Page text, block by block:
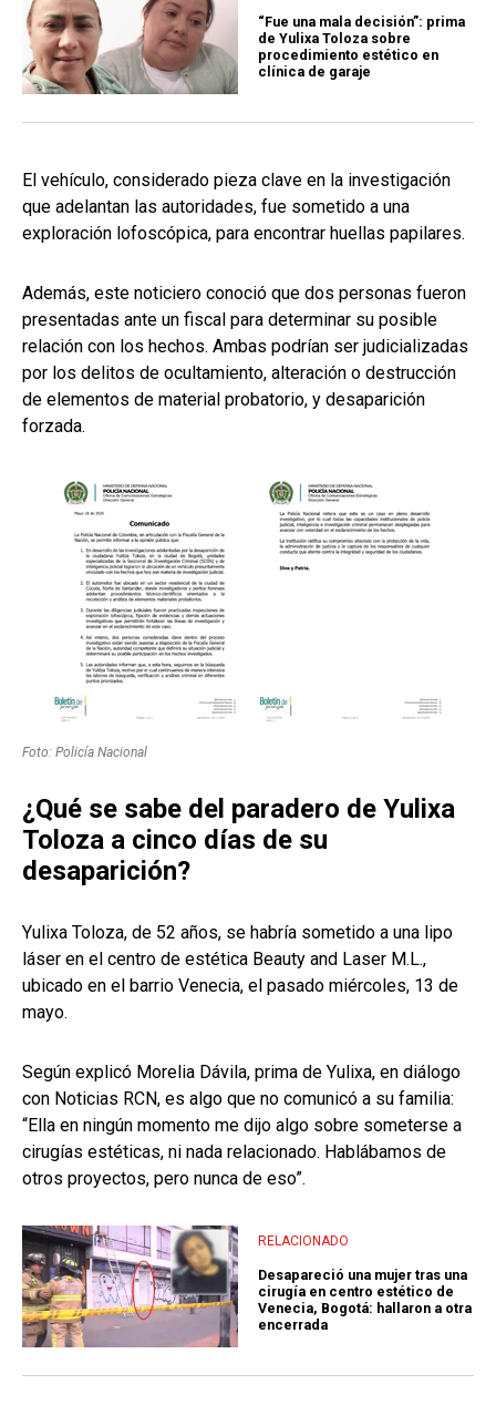
“Fue una mala decisión”: prima
de Yulixa Toloza sobre
procedimiento estético en
clínica de garaje
El vehículo, considerado pieza clave en la investigación
que adelantan las autoridades, fue sometido a una
exploración lofoscópica, para encontrar huellas papilares.
Además, este noticiero conoció que dos personas fueron
presentadas ante un fiscal para determinar su posible
relación con los hechos. Ambas podrían ser judicializadas
por los delitos de ocultamiento, alteración o destrucción
de elementos de material probatorio, y desaparición
forzada.
Foto: Policía Nacional
¿Qué se sabe del paradero de Yulixa
Toloza a cinco días de su
desaparición?
Yulixa Toloza, de 52 años, se habría sometido a una lipo
láser en el centro de estética Beauty and Laser M.L.,
ubicado en el barrio Venecia, el pasado miércoles, 13 de
mayo.
Según explicó Morelia Dávila, prima de Yulixa, en diálogo
con Noticias RCN, es algo que no comunicó a su familia:
“Ella en ningún momento me dijo algo sobre someterse a
cirugías estéticas, ni nada relacionado. Hablábamos de
otros proyectos, pero nunca de eso”.
RELACIONADO
Desapareció una mujer tras una
cirugía en centro estético de
Venecia, Bogotá: hallaron a otra
encerrada